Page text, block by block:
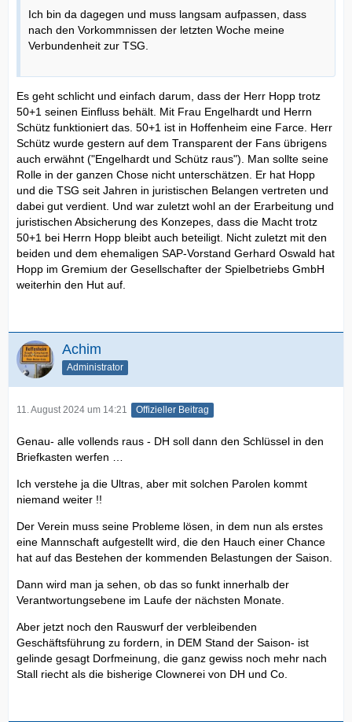
Ich bin da dagegen und muss langsam aufpassen, dass
nach den Vorkommnissen der letzten Woche meine
Verbundenheit zur TSG.
Es geht schlicht und einfach darum, dass der Herr Hopp trotz
50+1 seinen Einfluss behält. Mit Frau Engelhardt und Herrn
Schütz funktioniert das. 50+1 ist in Hoffenheim eine Farce. Herr
Schütz wurde gestern auf dem Transparent der Fans übrigens
auch erwähnt ("Engelhardt und Schütz raus"). Man sollte seine
Rolle in der ganzen Chose nicht unterschätzen. Er hat Hopp
und die TSG seit Jahren in juristischen Belangen vertreten und
dabei gut verdient. Und war zuletzt wohl an der Erarbeitung und
juristischen Absicherung des Konzepes, dass die Macht trotz
50+1 bei Herrn Hopp bleibt auch beteiligt. Nicht zuletzt mit den
beiden und dem ehemaligen SAP-Vorstand Gerhard Oswald hat
Hopp im Gremium der Gesellschafter der Spielbetriebs GmbH
weiterhin den Hut auf.
Achim
Administrator
11. August 2024 um 14:21 Offizieller Beitrag
Genau- alle vollends raus - DH soll dann den Schlüssel in den
Briefkasten werfen …
Ich verstehe ja die Ultras, aber mit solchen Parolen kommt
niemand weiter !!
Der Verein muss seine Probleme lösen, in dem nun als erstes
eine Mannschaft aufgestellt wird, die den Hauch einer Chance
hat auf das Bestehen der kommenden Belastungen der Saison.
Dann wird man ja sehen, ob das so funkt innerhalb der
Verantwortungsebene im Laufe der nächsten Monate.
Aber jetzt noch den Rauswurf der verbleibenden
Geschäftsführung zu fordern, in DEM Stand der Saison- ist
gelinde gesagt Dorfmeinung, die ganz gewiss noch mehr nach
Stall riecht als die bisherige Clownerei von DH und Co.